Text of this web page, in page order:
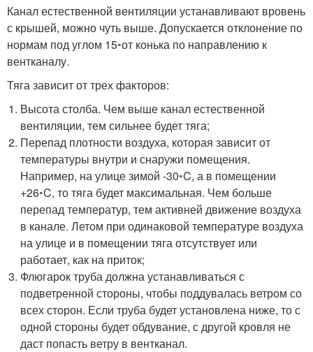
Канал естественной вентиляции устанавливают вровень
с крышей, можно чуть выше. Допускается отклонение по
нормам под углом 15◦от конька по направлению к
вентканалу.
Тяга зависит от трех факторов:
Высота столба. Чем выше канал естественной
вентиляции, тем сильнее будет тяга;
Перепад плотности воздуха, которая зависит от
температуры внутри и снаружи помещения.
Например, на улице зимой -30◦C, а в помещении
+26◦C, то тяга будет максимальная. Чем больше
перепад температур, тем активней движение воздуха
в канале. Летом при одинаковой температуре воздуха
на улице и в помещении тяга отсутствует или
работает, как на приток;
Флюгарок труба должна устанавливаться с
подветренной стороны, чтобы поддувалась ветром со
всех сторон. Если труба будет установлена ниже, то с
одной стороны будет обдувание, с другой кровля не
даст попасть ветру в вентканал.